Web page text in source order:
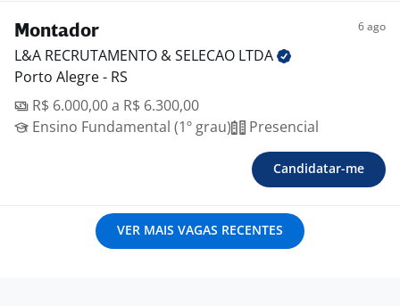
Montador 6 ago
L&A RECRUTAMENTO & SELECAO LTDA
Porto Alegre - RS
R$ 6.000,00 a R$ 6.300,00
Ensino Fundamental (1º grau)
Presencial
Candidatar-me
VER MAIS VAGAS RECENTES